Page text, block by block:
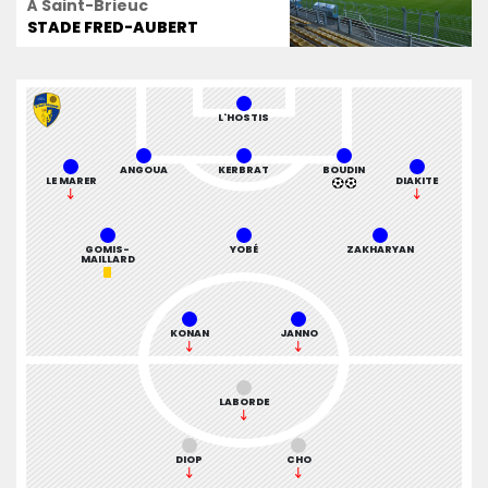
À Saint-Brieuc
STADE FRED-AUBERT
L'HOSTIS
LE MARER DIAKITE
BOUDIN
ANGOUA KERBRAT
YOBÉ
GOMIS-
MAILLARD
ZAKHARYAN
JANNO
KONAN
LABORDE
DIOP CHO